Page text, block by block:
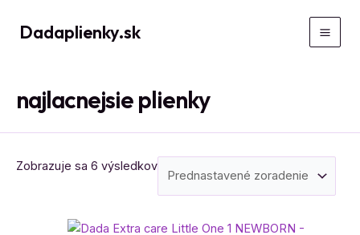
Dadaplienky.sk
Main
najlacnejsie plienky
Zobrazuje sa 6 výsledkov